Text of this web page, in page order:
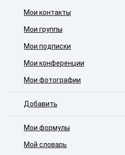
Мои контакты
Мои группы
Мои подписки
Мои конференции
Мои фотографии
Добавить
Мои формулы
Мой словарь